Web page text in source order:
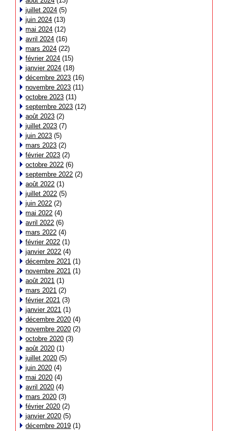
juillet 2024 (5)
juin 2024 (13)
mai 2024 (12)
avril 2024 (16)
mars 2024 (22)
février 2024 (15)
janvier 2024 (18)
décembre 2023 (16)
novembre 2023 (11)
octobre 2023 (11)
septembre 2023 (12)
août 2023 (2)
juillet 2023 (7)
juin 2023 (5)
mars 2023 (2)
février 2023 (2)
octobre 2022 (6)
septembre 2022 (2)
août 2022 (1)
juillet 2022 (5)
juin 2022 (2)
mai 2022 (4)
avril 2022 (6)
mars 2022 (4)
février 2022 (1)
janvier 2022 (4)
décembre 2021 (1)
novembre 2021 (1)
août 2021 (1)
mars 2021 (2)
février 2021 (3)
janvier 2021 (1)
décembre 2020 (4)
novembre 2020 (2)
octobre 2020 (3)
août 2020 (1)
juillet 2020 (5)
juin 2020 (4)
mai 2020 (4)
avril 2020 (4)
mars 2020 (3)
février 2020 (2)
janvier 2020 (5)
décembre 2019 (1)